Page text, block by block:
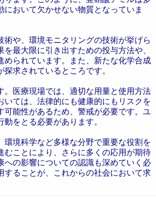
おいて欠かせない物質となっていま
や、環境モニタリングの技術が挙げら
最大限に引き出すための投与方法や、
られています。また、新たな化学合成
求されているところです。
医療現場では、適切な用量と使用方法
ては、法律的にも健康的にもリスクを
能性があるため、警戒が必要です。ユ
をとる必要があります。
境科学など多様な分野で重要な役割を
ことにより、さらに多くの応用が期待
の影響についての認識も深めていく必
ることが、これからの社会において求